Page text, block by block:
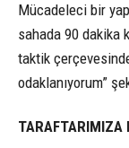
Mücadeleci bir
sahada 90 dakika
taktik
odaklanıyorum”
TARAFTARIMIZA